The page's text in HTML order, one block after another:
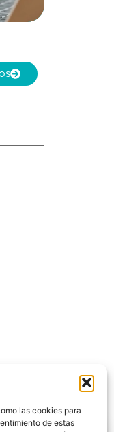
las cookies para
de estas